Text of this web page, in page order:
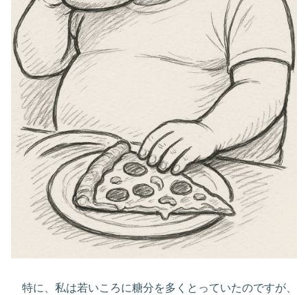
特に、私は若いころに糖分を多くとっていたのですが、